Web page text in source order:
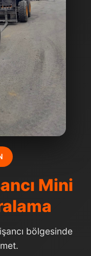
Mini
bölgesinde